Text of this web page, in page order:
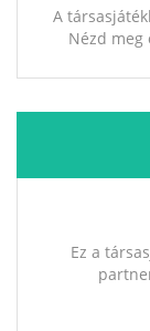
A
Nézd meg
Ez a